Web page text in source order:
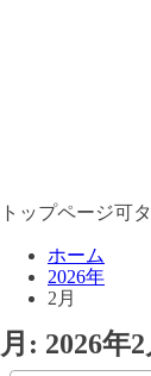
トップページ可
ホーム
2026年
2月
月: 2026年2